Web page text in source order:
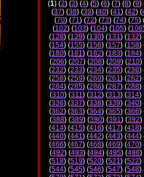
(1) (2) (3) (4) (5) (6) (7) (8) (9)
(37) (38) (39) (40) (41) (42) (
(70) (71) (72) (73) (74) (75)
(102) (103) (104) (105) (106
(128) (129) (130) (131) (132)
(154) (155) (156) (157) (158)
(180) (181) (182) (183) (184)
(206) (207) (208) (209) (210)
(232) (233) (234) (235) (236)
(258) (259) (260) (261) (262)
(284) (285) (286) (287) (288)
(310) (311) (312) (313) (314)
(336) (337) (338) (339) (340)
(362) (363) (364) (365) (366)
(388) (389) (390) (391) (392)
(414) (415) (416) (417) (418)
(440) (441) (442) (443) (444)
(466) (467) (468) (469) (470)
(492) (493) (494) (495) (496)
(518) (519) (520) (521) (522)
(544) (545) (546) (547) (548)